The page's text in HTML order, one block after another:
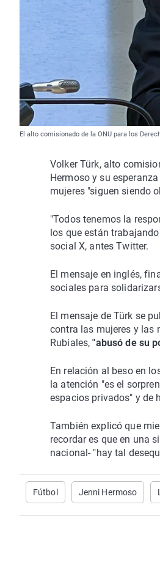
El alto comisionado de la ONU para los
Volker Türk, alto
Hermoso y su
mujeres "siguen siendo
"Todos tenemos la
los que están
social X, antes Twitter.
El mensaje en inglés,
sociales para
El mensaje de Türk se
contra las mujeres y las
Rubiales,"abusó de su
En relación al beso en
la atención "es el
espacios privados" y de
También explicó que
recordar es que en una
nacional- "hay tal
Fútbol Jenni Hermoso